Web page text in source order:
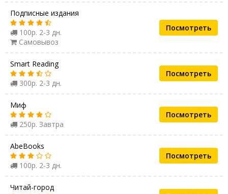
Подписные издания
100р. 2-3 дн.
Самовывоз
Посмотреть
Smart Reading
300р. 2-3 дн.
Посмотреть
Миф
250р. Завтра
Посмотреть
AbeBooks
100р. 2-3 дн.
Посмотреть
Читай-город